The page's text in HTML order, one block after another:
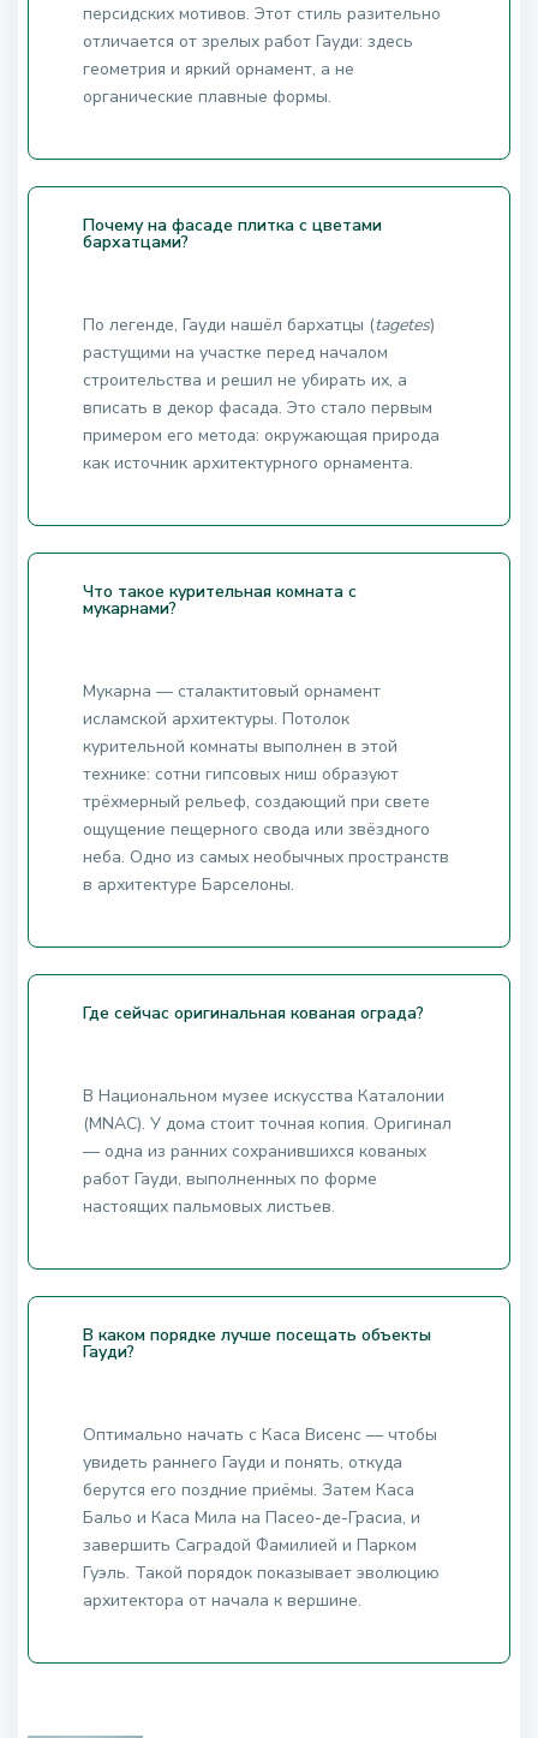
персидских мотивов. Этот стиль разительно
отличается от зрелых работ Гауди: здесь
геометрия и яркий орнамент, а не
органические плавные формы.
Почему на фасаде плитка с цветами
бархатцами?
По легенде, Гауди нашёл бархатцы (tagetes)
растущими на участке перед началом
строительства и решил не убирать их, а
вписать в декор фасада. Это стало первым
примером его метода: окружающая природа
как источник архитектурного орнамента.
Что такое курительная комната с
мукарнами?
Мукарна — сталактитовый орнамент
исламской архитектуры. Потолок
курительной комнаты выполнен в этой
технике: сотни гипсовых ниш образуют
трёхмерный рельеф, создающий при свете
ощущение пещерного свода или звёздного
неба. Одно из самых необычных пространств
в архитектуре Барселоны.
Где сейчас оригинальная кованая ограда?
В Национальном музее искусства Каталонии
(MNAC). У дома стоит точная копия. Оригинал
— одна из ранних сохранившихся кованых
работ Гауди, выполненных по форме
настоящих пальмовых листьев.
В каком порядке лучше посещать объекты
Гауди?
Оптимально начать с Каса Висенс — чтобы
увидеть раннего Гауди и понять, откуда
берутся его поздние приёмы. Затем Каса
Бальо и Каса Мила на Пасео-де-Грасиа, и
завершить Саградой Фамилией и Парком
Гуэль. Такой порядок показывает эволюцию
архитектора от начала к вершине.